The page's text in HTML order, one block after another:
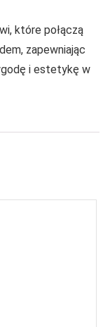
które połączą
zapewniając
i estetykę w